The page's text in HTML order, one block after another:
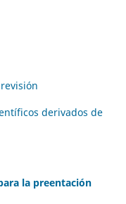
derivados de
la preentación